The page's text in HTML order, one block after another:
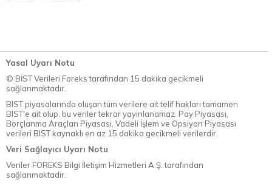
Yasal Uyarı Notu
© BİST Verileri Foreks tarafından 15 dakika gecikmeli
sağlanmaktadır.
BIST piyasalarında oluşan tüm verilere ait telif hakları tamamen
BIST'e ait olup, bu veriler tekrar yayınlanamaz. Pay Piyasası,
Borçlanma Araçları Piyasası, Vadeli İşlem ve Opsiyon Piyasası
verileri BIST kaynaklı en az 15 dakika gecikmeli verilerdir.
Veri Sağlayıcı Uyarı Notu
Veriler FOREKS Bilgi İletişim Hizmetleri A.Ş. tarafından
sağlanmaktadır.